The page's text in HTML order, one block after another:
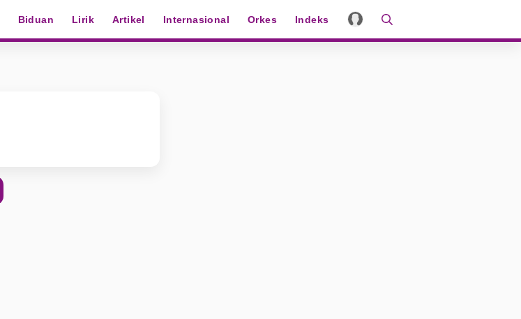
Biduan Lirik Artikel Internasional Orkes Indeks